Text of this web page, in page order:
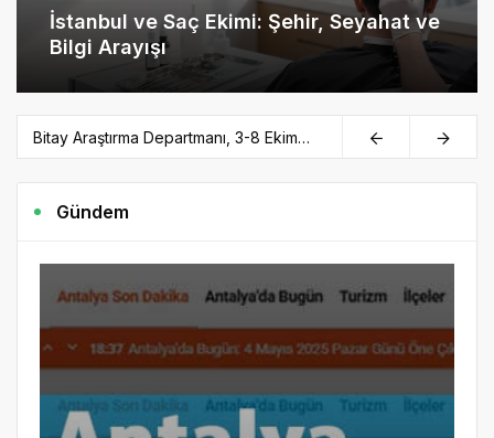
İstanbul ve Saç Ekimi: Şehir, Seyahat ve
Bilgi Arayışı
Bitay Araştırma Departmanı, 3-8 Ekim
haftasını değerlendirdi
Gündem